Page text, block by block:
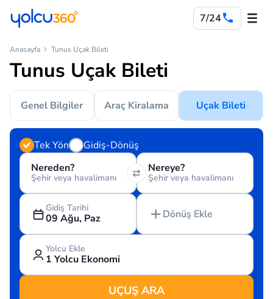
7/24
Anasayfa Tunus Uçak Bileti
Tunus Uçak Bileti
Genel Bilgiler Araç Kiralama Uçak Bileti
Tek Yön
Gidiş-Dönüş
Nereden?
Şehir veya havalimanı
Nereye?
Şehir veya havalimanı
Gidiş Tarihi
09 Ağu, Paz Dönüş Ekle
Yolcu Ekle
1 Yolcu Ekonomi
UÇUŞ ARA